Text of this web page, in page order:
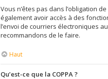
Vous n’êtes pas dans l’obligation
également avoir accès à des
l’envoi de courriers électroniques
recommandons de le faire.
Haut
Qu’est-ce que la COPPA ?